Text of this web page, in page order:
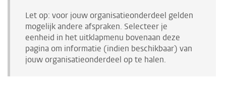
Let op: voor jouw organisatieonderdeel gelden
mogelijk andere afspraken. Selecteer je
eenheid in het uitklapmenu bovenaan deze
pagina om informatie (indien beschikbaar) van
jouw organisatieonderdeel op te halen.